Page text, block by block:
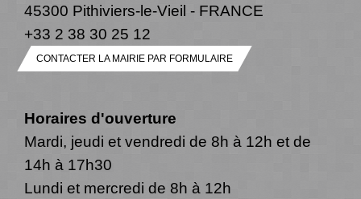
45300 Pithiviers-le-Vieil - FRANCE
+33 2 38 30 25 12
CONTACTER LA MAIRIE PAR FORMULAIRE
Horaires d'ouverture
Mardi, jeudi et vendredi de 8h à 12h et de
14h à 17h30
Lundi et mercredi de 8h à 12h